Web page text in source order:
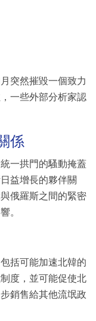
突然摧毀一個致力
一些外部分析家認
係
一拱門的騷動掩蓋
益增長的夥伴關
俄羅斯之間的緊密
。
括可能加速北韓的
度，並可能促使北
銷售給其他流氓政